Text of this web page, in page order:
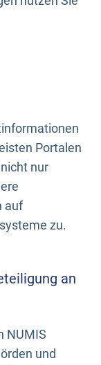
Portalen
nur
auf
zu.
an
NUMIS
und